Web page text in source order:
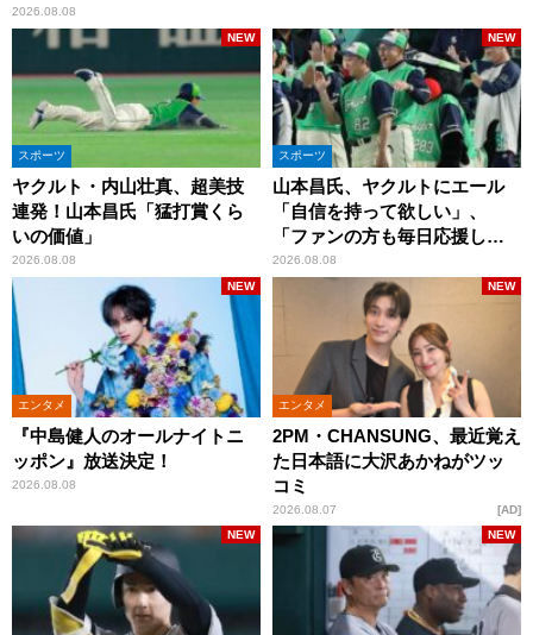
2026.08.08
スポーツ
ヤクルト・内山壮真、超美技
連発！山本昌氏「猛打賞くら
いの価値」
2026.08.08
NEW
スポーツ
山本昌氏、ヤクルトにエール
「自信を持って欲しい」、
「ファンの方も毎日応援して
くれています」
2026.08.08
NEW
エンタメ
『中島健人のオールナイトニ
ッポン』放送決定！
2026.08.08
NEW
エンタメ
2PM・CHANSUNG、最近覚え
た日本語に大沢あかねがツッ
コミ
2026.08.07
NEW
AD
NEW NEW